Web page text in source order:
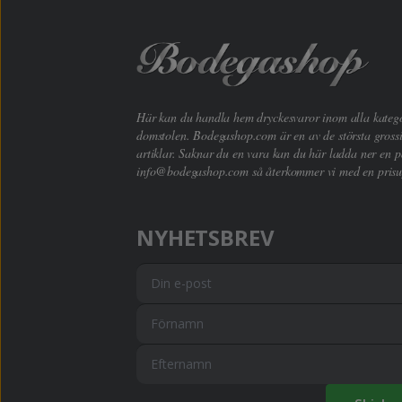
Här kan du handla hem dryckesvaror inom alla
domstolen. Bodegashop.com är en av de största
artiklar. Saknar du en vara kan du här ladda ner en
info@bodegashop.comså återkommer vi med en
NYHETSBREV